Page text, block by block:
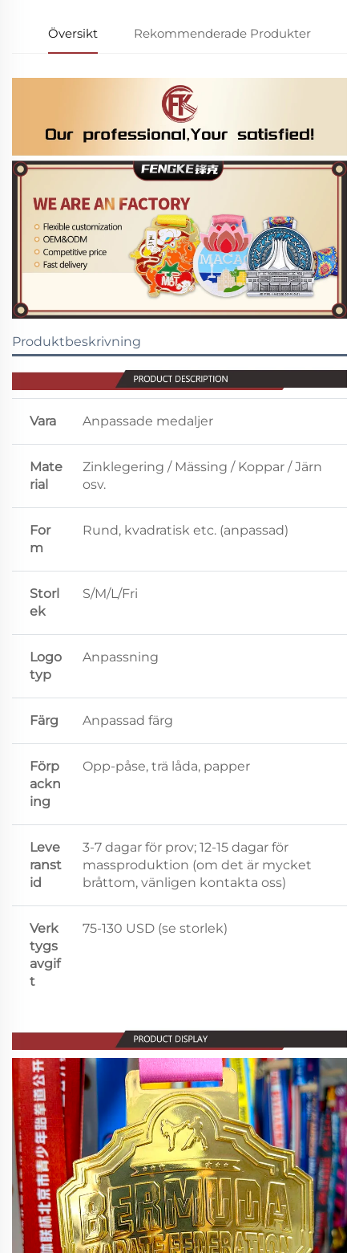
Översikt Rekommenderade Produkter
Produktbeskrivning
Vara Anpassade medaljer
Mate
rial
Zinklegering / Mässing / Koppar / Järn
osv.
For
m
Rund, kvadratisk etc. (anpassad)
Storl
ek
S/M/L/Fri
Logo
typ
Anpassning
Färg Anpassad färg
Förp
ackn
ing
Opp-påse, trä låda, papper
Leve
ranst
id
3-7 dagar för prov; 12-15 dagar för
massproduktion (om det är mycket
bråttom, vänligen kontakta oss)
Verk
tygs
avgif
t
75-130 USD (se storlek)